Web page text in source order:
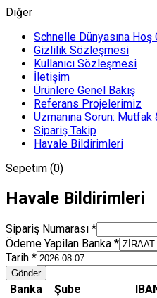
Diğer
Schnelle Dünyasına Hoş
Gizlilik Sözleşmesi
Kullanıcı Sözleşmesi
İletişim
Ürünlere Genel Bakış
Referans Projelerimiz
Uzmanına Sorun:
Sipariş Takip
Havale Bildirimleri
Sepetim (0)
Havale Bildirimleri
Sipariş Numarası *
Ödeme Yapilan Banka *
Tarih *
Gönder
Banka Şube